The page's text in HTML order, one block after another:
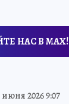
НАС В МАХ!
июня 2026 9:07